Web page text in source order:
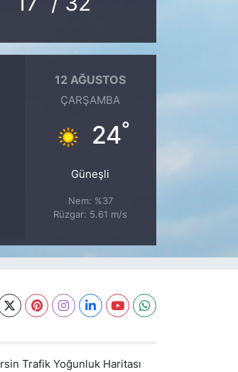
12 AĞUSTOS
ÇARŞAMBA
24°
Güneşli
Nem: %37
Rüzgar: 5.61 m/s
Trafik Yoğunluk Haritası